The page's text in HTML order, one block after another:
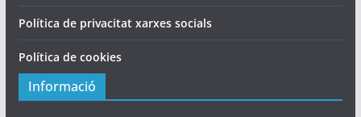
Política de privacitat xarxes socials
Política de cookies
Informació